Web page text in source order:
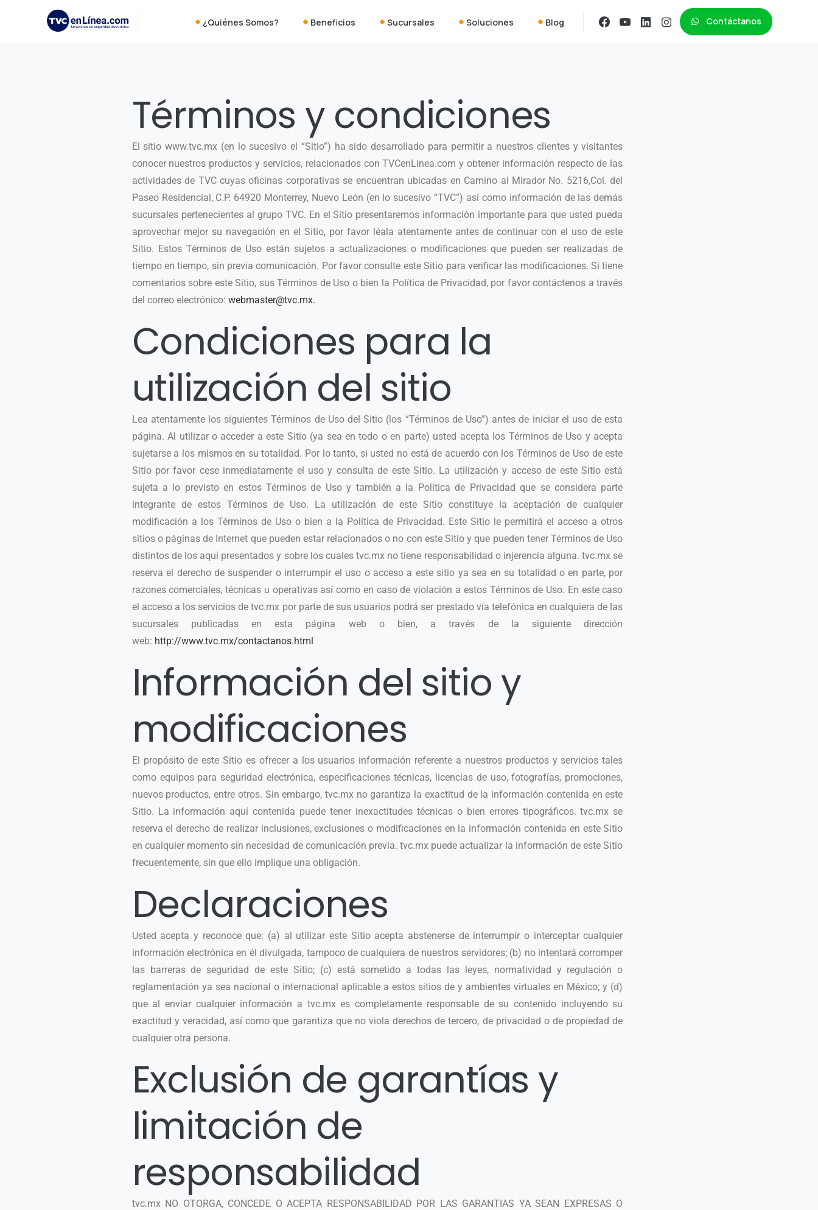
¿Quiénes Somos? Beneficios Sucursales Soluciones Blog Contáctanos
Términos y condiciones
El sitio www.tvc.mx (en lo sucesivo el “Sitio”) ha sido desarrollado para permitir a nuestros clientes y visitantes
conocer nuestros productos y servicios, relacionados con TVCenLinea.com y obtener información respecto de las
actividades de TVC cuyas oficinas corporativas se encuentran ubicadas en Camino al Mirador No. 5216,Col. del
Paseo Residencial, C.P. 64920 Monterrey, Nuevo León (en lo sucesivo “TVC”) así como información de las demás
sucursales pertenecientes al grupo TVC. En el Sitio presentaremos información importante para que usted pueda
aprovechar mejor su navegación en el Sitio, por favor léala atentamente antes de continuar con el uso de este
Sitio. Estos Términos de Uso están sujetos a actualizaciones o modificaciones que pueden ser realizadas de
tiempo en tiempo, sin previa comunicación. Por favor consulte este Sitio para verificar las modificaciones. Si tiene
comentarios sobre este Sitio, sus Términos de Uso o bien la Política de Privacidad, por favor contáctenos a través
del correo electrónico: webmaster@tvc.mx.
Condiciones para la
utilización del sitio
Lea atentamente los siguientes Términos de Uso del Sitio (los “Términos de Uso”) antes de iniciar el uso de esta
página. Al utilizar o acceder a este Sitio (ya sea en todo o en parte) usted acepta los Términos de Uso y acepta
sujetarse a los mismos en su totalidad. Por lo tanto, si usted no está de acuerdo con los Términos de Uso de este
Sitio por favor cese inmediatamente el uso y consulta de este Sitio. La utilización y acceso de este Sitio está
sujeta a lo previsto en estos Términos de Uso y también a la Política de Privacidad que se considera parte
integrante de estos Términos de Uso. La utilización de este Sitio constituye la aceptación de cualquier
modificación a los Términos de Uso o bien a la Política de Privacidad. Este Sitio le permitirá el acceso a otros
sitios o páginas de Internet que pueden estar relacionados o no con este Sitio y que pueden tener Términos de Uso
distintos de los aquí presentados y sobre los cuales tvc.mx no tiene responsabilidad o injerencia alguna. tvc.mx se
reserva el derecho de suspender o interrumpir el uso o acceso a este sitio ya sea en su totalidad o en parte, por
razones comerciales, técnicas u operativas así como en caso de violación a estos Términos de Uso. En este caso
el acceso a los servicios de tvc.mx por parte de sus usuarios podrá ser prestado vía telefónica en cualquiera de las
sucursales publicadas en esta página web o bien, a través de la siguiente dirección
web: http://www.tvc.mx/contactanos.html
Información del sitio y
modificaciones
El propósito de este Sitio es ofrecer a los usuarios información referente a nuestros productos y servicios tales
como equipos para seguridad electrónica, especificaciones técnicas, licencias de uso, fotografías, promociones,
nuevos productos, entre otros. Sin embargo, tvc.mx no garantiza la exactitud de la información contenida en este
Sitio. La información aquí contenida puede tener inexactitudes técnicas o bien errores tipográficos. tvc.mx se
reserva el derecho de realizar inclusiones, exclusiones o modificaciones en la información contenida en este Sitio
en cualquier momento sin necesidad de comunicación previa. tvc.mx puede actualizar la información de este Sitio
frecuentemente, sin que ello implique una obligación.
Declaraciones
Usted acepta y reconoce que: (a) al utilizar este Sitio acepta abstenerse de interrumpir o interceptar cualquier
información electrónica en él divulgada, tampoco de cualquiera de nuestros servidores; (b) no intentará corromper
las barreras de seguridad de este Sitio; (c) está sometido a todas las leyes, normatividad y regulación o
reglamentación ya sea nacional o internacional aplicable a estos sitios de y ambientes virtuales en México; y (d)
que al enviar cualquier información a tvc.mx es completamente responsable de su contenido incluyendo su
exactitud y veracidad, así como que garantiza que no viola derechos de tercero, de privacidad o de propiedad de
cualquier otra persona.
Exclusión de garantías y
limitación de
responsabilidad
tvc.mx NO OTORGA, CONCEDE O ACEPTA RESPONSABILIDAD POR LAS GARANTIAS YA SEAN EXPRESAS O